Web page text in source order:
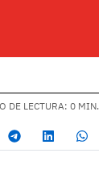
DE LECTURA: 0 MIN.